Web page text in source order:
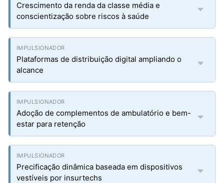
Crescimento da renda da classe média e
conscientização sobre riscos à saúde
Plataformas de distribuição digital ampliando o
alcance
Adoção de complementos de ambulatório e bem-
estar para retenção
Precificação dinâmica baseada em dispositivos
vestíveis por insurtechs